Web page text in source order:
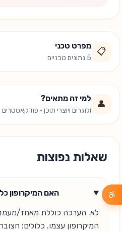
📋
מפרט טכני
5 נתונים טכניים
👤
למי זה מתאים?
שאלות נפוצות
האם המיקרופון
לא. הערכה כוללת מאחז/
המיקרופון עצמו. כלולים: